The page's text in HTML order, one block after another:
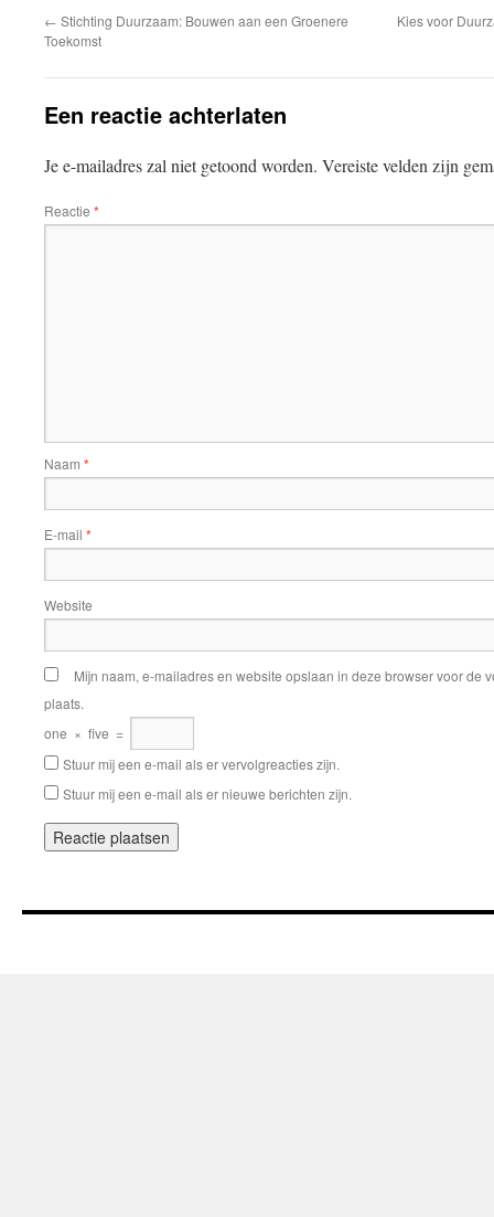
← Stichting Duurzaam: Bouwen aan een Groenere
Toekomst
Kies voor
Een reactie achterlaten
Je e-mailadres zal niet getoond worden. Vereiste velden zijn
Reactie *
Naam *
E-mail *
Website
Mijn naam, e-mailadres en website opslaan in deze browser voor de
plaats.
one × five =
Stuur mij een e-mail als er vervolgreacties zijn.
Stuur mij een e-mail als er nieuwe berichten zijn.